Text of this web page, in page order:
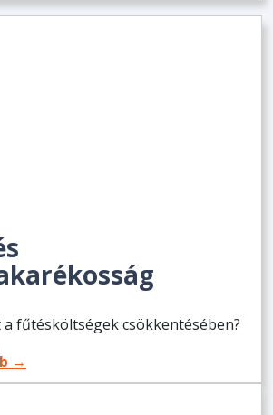
fűtésköltségek csökkentésében?
→